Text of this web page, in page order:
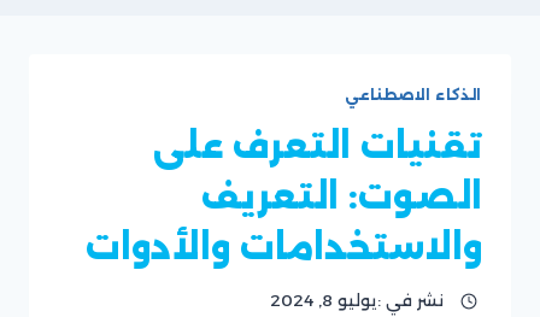
الذكاء الاصطناعي
تقنيات التعرف على
الصوت: التعريف
والاستخدامات والأدوات
نشر في :يوليو 8, 2024